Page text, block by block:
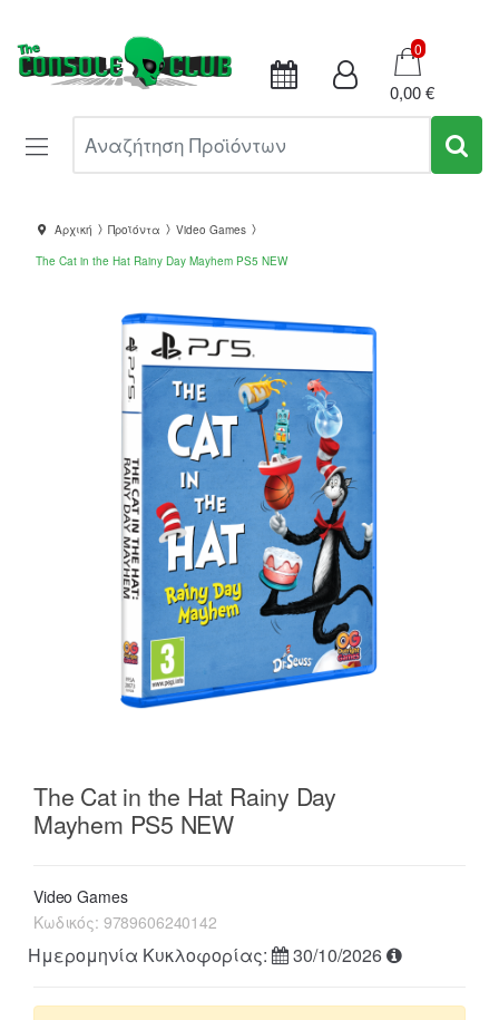
Καλάθι
0
0,00 €
Αρχική Προϊόντα
Video Games
The Cat in the Hat Rainy Day Mayhem PS5 NEW
The Cat in the Hat Rainy Day
Mayhem PS5 NEW
Video Games
Κωδικός: 9789606240142
Ημερομηνία Κυκλοφορίας: 30/10/2026